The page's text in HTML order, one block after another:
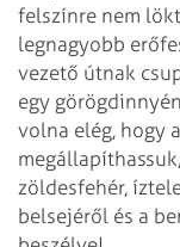
felszínre nem
legnagyobb
vezető útnak
egy
volna elég, hogy
zöldesfehér,
belsejéről és a